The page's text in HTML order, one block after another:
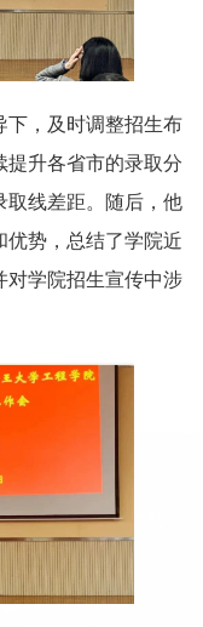
下，及时调整招生布
提升各省市的录取分
取线差距。随后，他
优势，总结了学院近
对学院招生宣传中涉